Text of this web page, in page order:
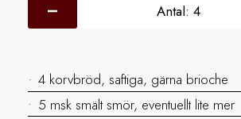
Antal: 4
4 korvbröd, saftiga, gärna brioche
5 msk smält smör, eventuellt lite mer